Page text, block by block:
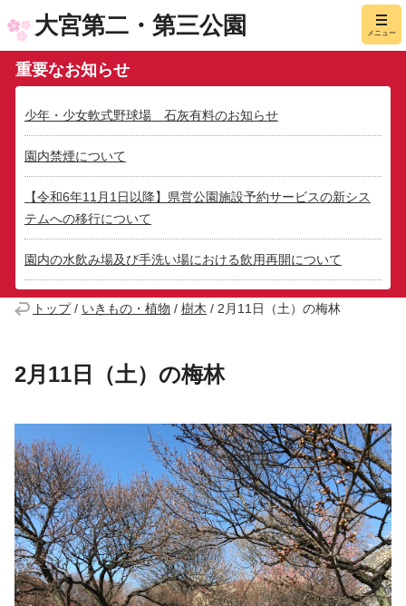
大宮第二・第三公園 メニュー
重要なお知らせ
少年・少女軟式野球場 石灰有料のお知らせ
園内禁煙について
【令和6年11月1日以降】県営公園施設予約サービスの新シス
テムへの移行について
園内の水飲み場及び手洗い場における飲用再開について
トップ/ いきもの・植物 / 樹木 / 2月11日（土）の梅林
2月11日（土）の梅林